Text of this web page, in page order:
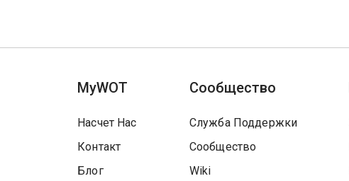
MyWOT
Насчет Нас
Контакт
Блог
Сообщество
Служба Поддержки
Сообщество
Wiki